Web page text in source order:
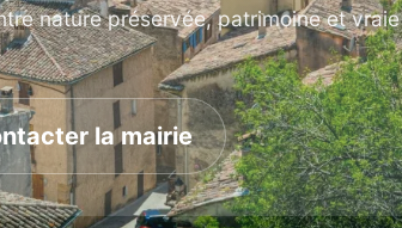
nature préservée, patrimoine et vraie
la mairie